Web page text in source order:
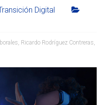
Digital
, Ricardo Rodríguez Contreras,